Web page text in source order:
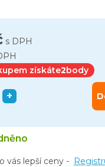
s DPH
získáte2body
+
vás lepší ceny -